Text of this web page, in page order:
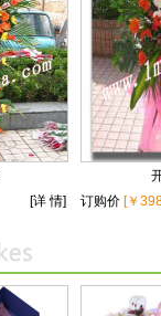
[详 情]
订购价 [￥